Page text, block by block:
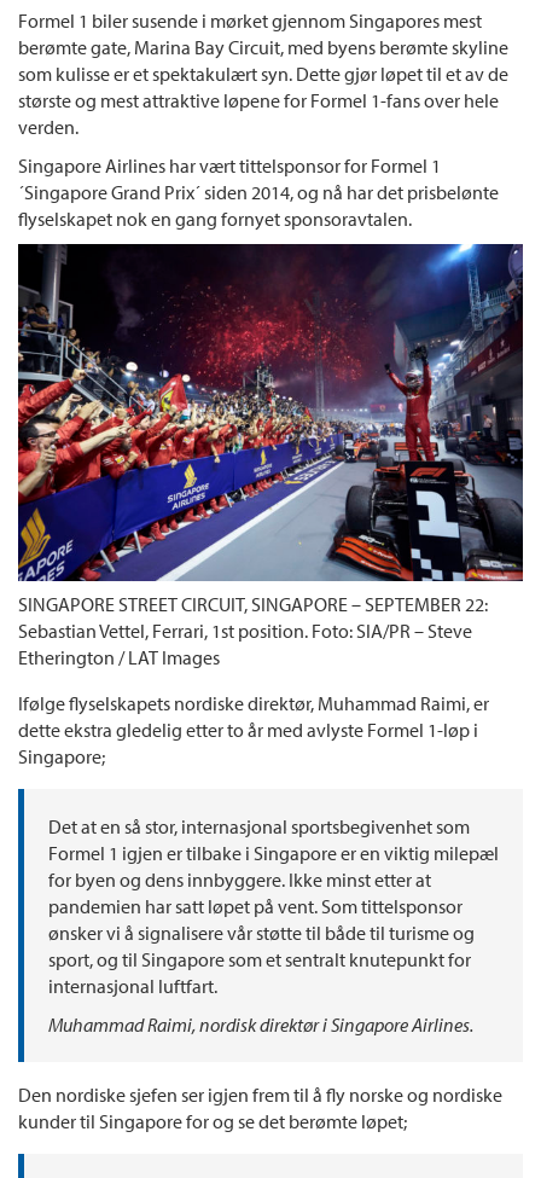
Formel 1 biler susende i mørket gjennom Singapores mest
berømte gate, Marina Bay Circuit, med byens berømte skyline
som kulisse er et spektakulært syn. Dette gjør løpet til et av de
største og mest attraktive løpene for Formel 1-fans over hele
verden.
Singapore Airlines har vært tittelsponsor for Formel 1
´Singapore Grand Prix´ siden 2014, og nå har det prisbelønte
flyselskapet nok en gang fornyet sponsoravtalen.
SINGAPORE STREET CIRCUIT, SINGAPORE – SEPTEMBER 22:
Sebastian Vettel, Ferrari, 1st position. Foto: SIA/PR – Steve
Etherington / LAT Images
Ifølge flyselskapets nordiske direktør, Muhammad Raimi, er
dette ekstra gledelig etter to år med avlyste Formel 1-løp i
Singapore;
Det at en så stor, internasjonal sportsbegivenhet som
Formel 1 igjen er tilbake i Singapore er en viktig milepæl
for byen og dens innbyggere. Ikke minst etter at
pandemien har satt løpet på vent. Som tittelsponsor
ønsker vi å signalisere vår støtte til både til turisme og
sport, og til Singapore som et sentralt knutepunkt for
internasjonal luftfart.
Muhammad Raimi, nordisk direktør i Singapore Airlines.
Den nordiske sjefen ser igjen frem til å fly norske og nordiske
kunder til Singapore for og se det berømte løpet;